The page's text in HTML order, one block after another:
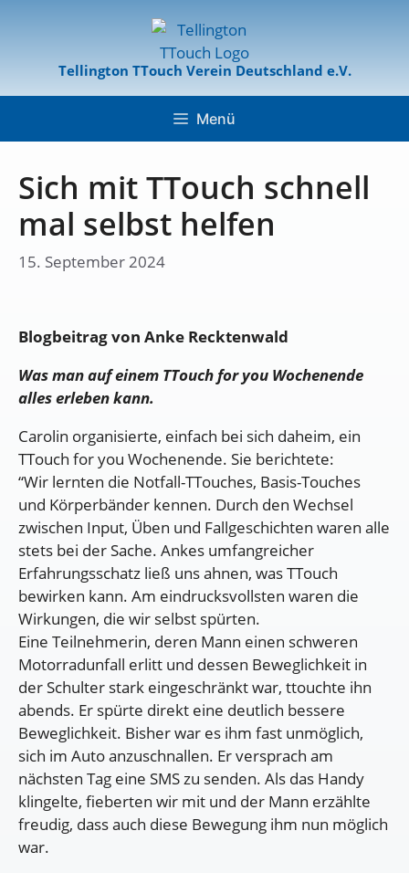
Tellington TTouch Verein Deutschland e.V.
Menü
Sich mit TTouch schnell
mal selbst helfen
15. September 2024
Blogbeitrag von Anke Recktenwald
Was man auf einem TTouch for you Wochenende
alles erleben kann.
Carolin organisierte, einfach bei sich daheim, ein
TTouch for you Wochenende. Sie berichtete:
“Wir lernten die Notfall-TTouches, Basis-Touches
und Körperbänder kennen. Durch den Wechsel
zwischen Input, Üben und Fallgeschichten waren alle
stets bei der Sache. Ankes umfangreicher
Erfahrungsschatz ließ uns ahnen, was TTouch
bewirken kann. Am eindrucksvollsten waren die
Wirkungen, die wir selbst spürten.
Eine Teilnehmerin, deren Mann einen schweren
Motorradunfall erlitt und dessen Beweglichkeit in
der Schulter stark eingeschränkt war, ttouchte ihn
abends. Er spürte direkt eine deutlich bessere
Beweglichkeit. Bisher war es ihm fast unmöglich,
sich im Auto anzuschnallen. Er versprach am
nächsten Tag eine SMS zu senden. Als das Handy
klingelte, fieberten wir mit und der Mann erzählte
freudig, dass auch diese Bewegung ihm nun möglich
war.